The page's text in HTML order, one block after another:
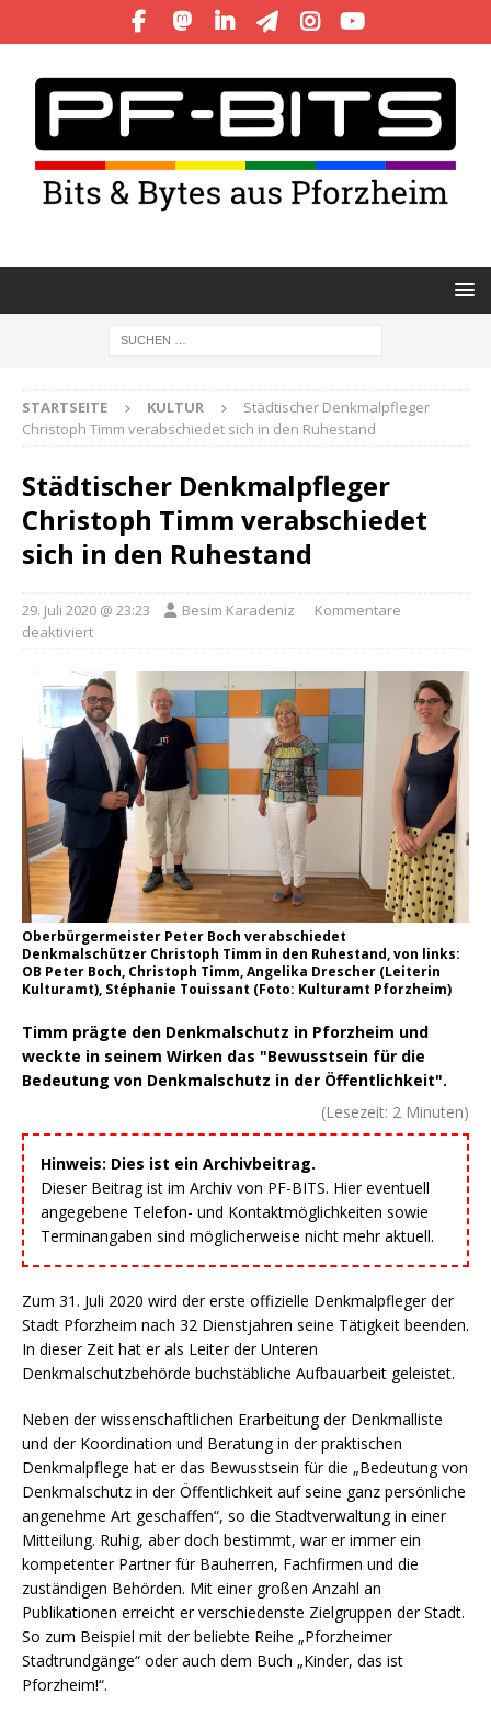
STARTSEITE KULTUR
Städtischer Denkmalpfleger
Christoph Timm verabschiedet sich in den Ruhestand
Städtischer Denkmalpfleger
Christoph Timm verabschiedet
sich in den Ruhestand
29. Juli 2020 @ 23:23 Besim Karadeniz
Kommentare
deaktiviert
Oberbürgermeister Peter Boch verabschiedet
Denkmalschützer Christoph Timm in den Ruhestand, von links:
OB Peter Boch, Christoph Timm, Angelika Drescher (Leiterin
Kulturamt), Stéphanie Touissant (Foto: Kulturamt Pforzheim)
Timm prägte den Denkmalschutz in Pforzheim und
weckte in seinem Wirken das "Bewusstsein für die
Bedeutung von Denkmalschutz in der Öffentlichkeit".
(Lesezeit: 2 Minuten)
Hinweis: Dies ist ein Archivbeitrag.
Dieser Beitrag ist im Archiv von PF-BITS. Hier eventuell
angegebene Telefon- und Kontaktmöglichkeiten sowie
Terminangaben sind möglicherweise nicht mehr aktuell.
Zum 31. Juli 2020 wird der erste offizielle Denkmalpfleger der
Stadt Pforzheim nach 32 Dienstjahren seine Tätigkeit beenden.
In dieser Zeit hat er als Leiter der Unteren
Denkmalschutzbehörde buchstäbliche Aufbauarbeit geleistet.
Neben der wissenschaftlichen Erarbeitung der Denkmalliste
und der Koordination und Beratung in der praktischen
Denkmalpflege hat er das Bewusstsein für die „Bedeutung von
Denkmalschutz in der Öffentlichkeit auf seine ganz persönliche
angenehme Art geschaffen“, so die Stadtverwaltung in einer
Mitteilung. Ruhig, aber doch bestimmt, war er immer ein
kompetenter Partner für Bauherren, Fachfirmen und die
zuständigen Behörden. Mit einer großen Anzahl an
Publikationen erreicht er verschiedenste Zielgruppen der Stadt.
So zum Beispiel mit der beliebte Reihe „Pforzheimer
Stadtrundgänge“ oder auch dem Buch „Kinder, das ist
Pforzheim!“.